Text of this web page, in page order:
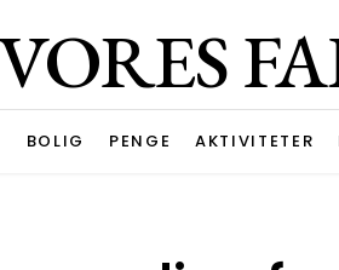
BOLIG PENGE AKTIVITETER